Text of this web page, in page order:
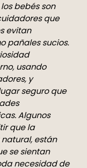
bebés son
que
evitan
pañales sucios.
usando
y
seguro que
Algunos
que la
están
se sientan
necesidad de